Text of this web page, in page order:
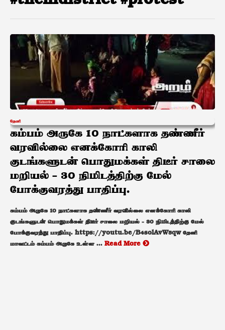
தேனி
கம்பம் அருகே 10 நாட்களாக தண்ணீர்
வரவில்லை எனக்கோரி காலி
குடங்களுடன் பொதுமக்கள் திடீர் சாலை
மறியல் – 30 நிமிடத்திற்கு மேல்
போக்குவரத்து பாதிப்பு.
கம்பம் அருகே 10 நாட்களாக தண்ணீர் வரவில்லை எனக்கோரி காலி
குடங்களுடன் பொதுமக்கள் திடீர் சாலை மறியல் - 30 நிமிடத்திற்கு மேல்
போக்குவரத்து பாதிப்பு. https://youtu.be/B4solAvW5qw தேனி
மாவட்டம் கம்பம் அருகே உள்ள ... Read More